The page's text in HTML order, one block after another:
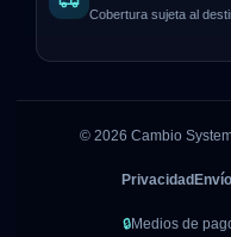
Cobertura sujeta al
© 2026 Cambio
Privacidad
🔒Medios de